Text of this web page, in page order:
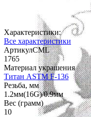
Характеристики:
Все характеристики
АртикулCML
1765
Материал украшения
Титан ASTM F-136
Резьба, мм
1.2мм(16G)/0.9мм
Вес (грамм)
10